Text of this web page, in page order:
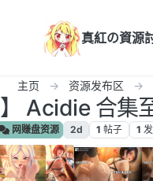
真紅の資源
主页 资源发布区
Acidie 合集
网赚盘资源 2d 1 帖子 1